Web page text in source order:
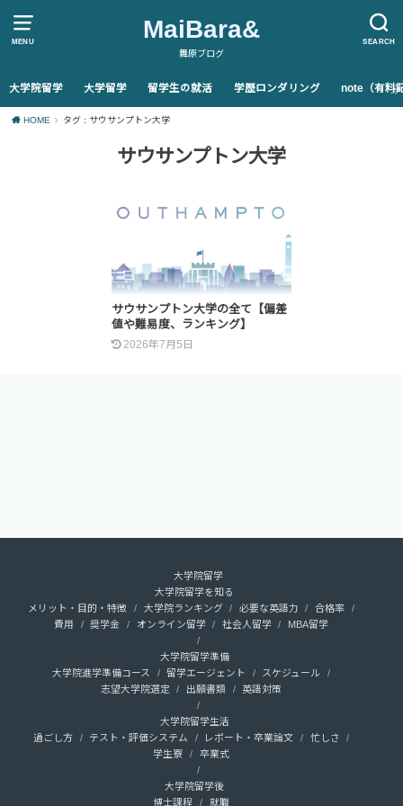
MENU SEARCH
MaiBara&
舞原ブログ
大学院留学 大学留学 留学生の就活 学歴ロンダリング note（有料
HOME タグ : サウサンプトン大学
サウサンプトン大学
サウサンプトン大学の全て【偏差
値や難易度、ランキング】
2026年7月5日
大学院留学
大学院留学を知る
メリット・目的・特徴
大学院ランキング 必要な英語力
合格率
費用
奨学金 オンライン留学 社会人留学 MBA留学
大学院留学準備
大学院進学準備コース
留学エージェント
スケジュール
志望大学院選定
出願書類 英語対策
大学院留学生活
過ごし方
テスト・評価システム レポート・卒業論文
忙しさ
学生寮
卒業式
大学院留学後
博士課程
就職